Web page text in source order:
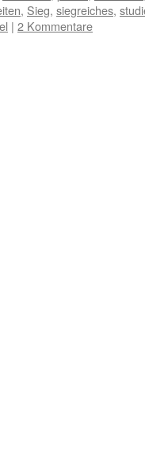
, Sieg, siegreiches,
| 2 Kommentare